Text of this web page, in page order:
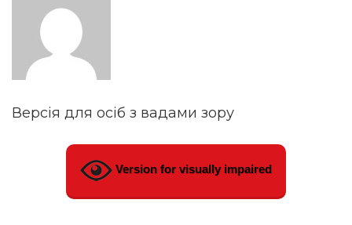
Версія для осіб з вадами зору
Version for visually impaired